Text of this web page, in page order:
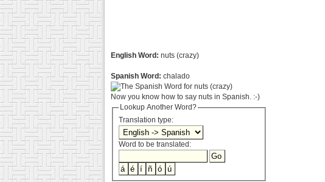
English Word: nuts (crazy)
Spanish Word: chalado
Now you know how to say nuts in Spanish. :-)
Lookup Another Word?
Translation type:
Word to be translated: